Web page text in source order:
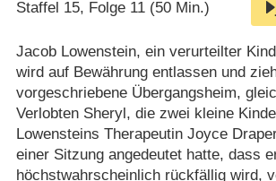
Staffel 15, Folge 11 (50 Min.)
Jacob Lowenstein, ein verurteilter
wird auf Bewährung entlassen und
vorgeschriebene Übergangsheim,
Verlobten Sheryl, die zwei kleine
Lowensteins Therapeutin Joyce
einer Sitzung angedeutet hatte, dass
höchstwahrscheinlich rückfällig wird,